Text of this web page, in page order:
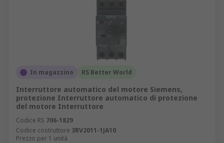
In magazzino RS Better World
Interruttore automatico del motore Siemens,
protezione Interruttore automatico di protezione
del motore Interruttore
Codice RS 706-1829
Codice costruttore 3RV2011-1JA10
Prezzo per 1 unità